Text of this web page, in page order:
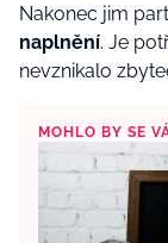
Nakonec jim
naplnění. Je
nevznikalo
MOHLO BY SE